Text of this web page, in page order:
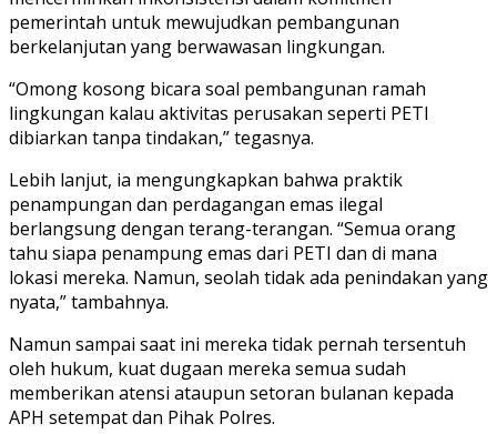
pemerintah untuk mewujudkan pembangunan
berkelanjutan yang berwawasan lingkungan.
“Omong kosong bicara soal pembangunan ramah
lingkungan kalau aktivitas perusakan seperti PETI
dibiarkan tanpa tindakan,” tegasnya.
Lebih lanjut, ia mengungkapkan bahwa praktik
penampungan dan perdagangan emas ilegal
berlangsung dengan terang-terangan. “Semua orang
tahu siapa penampung emas dari PETI dan di mana
lokasi mereka. Namun, seolah tidak ada penindakan yang
nyata,” tambahnya.
Namun sampai saat ini mereka tidak pernah tersentuh
oleh hukum, kuat dugaan mereka semua sudah
memberikan atensi ataupun setoran bulanan kepada
APH setempat dan Pihak Polres.